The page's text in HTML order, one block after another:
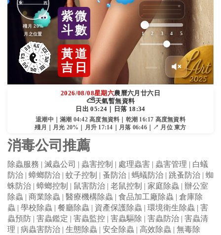
紫微
斗數
黃道
吉 日
1 2 3 4 5
東 西
殘月 20%
月之位置
2026/08/08星期六農曆六月廿六日
⛅天氣暫無資料
日出 05:24｜日落 18:34
退潮中｜滿潮 04:42 高度無資料｜乾潮 16:17 高度無資料
殘月｜月光 20%｜月升 17:14｜月落 06:46｜↗ 月位 東方
消毒公司推薦
除蟲服務 | 滅蟲公司 | 蟲害控制 | 處理蟲害 | 蟲害管理 | 白蟻
防治 | 蟑螂防治 | 蚊子控制 | 蚤防治 | 螞蟻防治 | 跳蚤防治 | 蜘
蛛防治 | 蟑螂控制 | 鼠害防治 | 老鼠控制 | 家庭除蟲 | 辦公室
除蟲 | 商業除蟲 | 醫療機構除蟲 | 食品加工廠除蟲 | 倉庫除
蟲 | 學校除蟲 | 餐廳除蟲 | 資產保護除蟲 | 環境衛生除蟲 | 害
蟲預防 | 害蟲鑑定 | 害蟲監控 | 害蟲驅除 | 害蟲防治 | 害蟲清
理 | 病蟲害防治 | 生態除蟲 | 安全除蟲 | 高效除蟲 | 無毒除